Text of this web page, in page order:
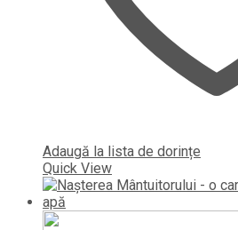
Adaugă la lista de dorințe
Quick View